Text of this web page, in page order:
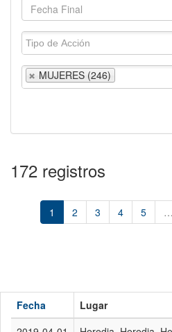
MUJERES (246)
172 registros
1 2 3 4 5 …
Fecha Lugar